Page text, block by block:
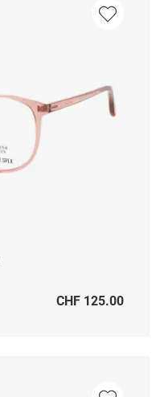
CHF 125.00